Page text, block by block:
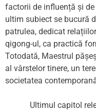
factorii de influență și
ultim subiect se bucură
patrulea, dedicat
qigong-ul, ca practică
Totodată, Maestrul
al vârstelor tinere, un
societatea
Ultimul capitol